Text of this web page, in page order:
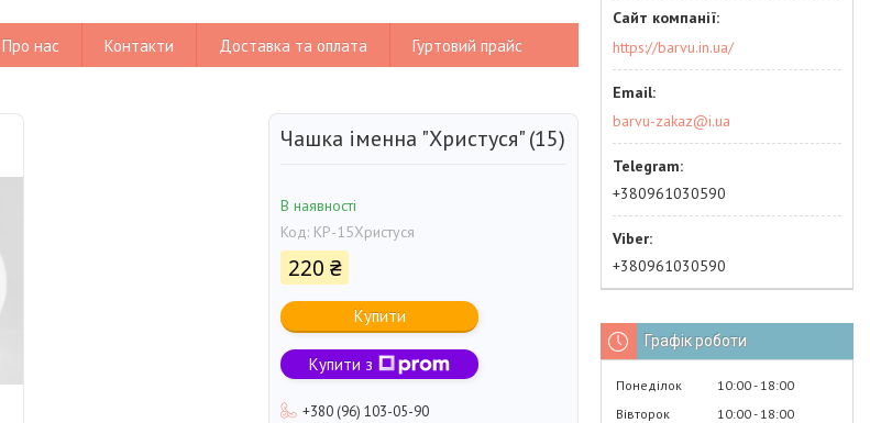
Про нас Контакти Доставка та оплата Гуртовий прайс
Чашка іменна "Христуся" (15)
В наявності
Код: КР-15Христуся
220 ₴
Купити
Купити з
+380 (96) 103-05-90
https://barvu.in.ua/
barvu-zakaz@i.ua
+380961030590
+380961030590
Графік роботи
Понеділок 10:00 18:00
Вівторок
10:00 18:00